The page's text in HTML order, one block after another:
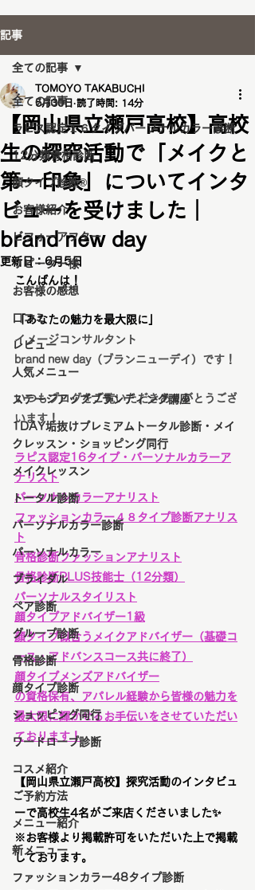
記事
全ての記事
ラピス認定１６タイプパーソナルカラー診断
12分類骨格診断
顔タイプ診断®️
お客様紹介
ビフォーアフター
リピーター様
お客様の感想
口コミ
レビュー
人気メニュー
ステージアップブランディング講座
1DAY垢抜けプレミアムトータル診断・メイ
クレッスン・ショッピング同行
メイクレッスン
トータル診断
パーソナルカラー診断
パーソナルカラー
ブライダル
ペア診断
グループ診断
骨格診断
顔タイプ診断
ショッピング同行
ワードローブ診断
コスメ紹介
ご予約方法
メニュー紹介
新メニュー
ファッションカラー48タイプ診断
全ての記事
【岡山県立瀬戸高校】高校
生の探究活動で「メイクと
第一印象」についてインタ
ビューを受けました｜
brand new day
TOMOYO TAKABUCHI
5月30日 読了時間: 14分
更新日：6月5日
こんばんは！
「あなたの魅力を最大限に」
イメージコンサルタント
brand new day（ブランニューデイ）です！
いつもブログをご覧いただきありがとうござ
います！
ラピス認定16タイプ・パーソナルカラーア
ナリスト
パーソナルカラーアナリスト
ファッションカラー４８タイプ診断アナリス
ト
骨格診断ファッションアナリスト
骨格診断PLUS技能士（12分類）
パーソナルスタイリスト
顔タイプアドバイザー1級
顔タイプ似合うメイクアドバイザー（基礎コ
ース・アドバンスコース共に終了）
顔タイプメンズアドバイザー
の資格保有、アパレル経験から皆様の魅力を
最大限に輝かせるお手伝いをさせていただい
ております！
【岡山県立瀬戸高校】探究活動のインタビュ
ーで高校生4名がご来店くださいました✨
※お客様より掲載許可をいただいた上で掲載
しております。